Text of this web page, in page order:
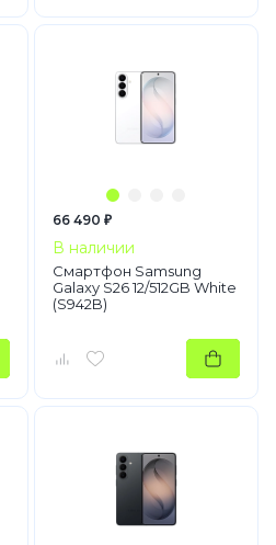
66 490 ₽
В наличии
Смартфон Samsung
Galaxy S26 12/512GB White
(S942B)